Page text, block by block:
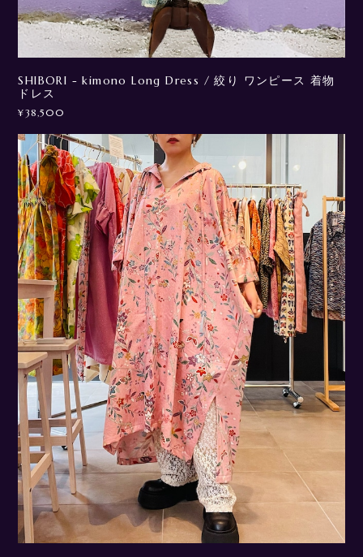
SHIBORI - kimono Long Dress / 絞り ワンピース 着物
ドレス
¥38,500